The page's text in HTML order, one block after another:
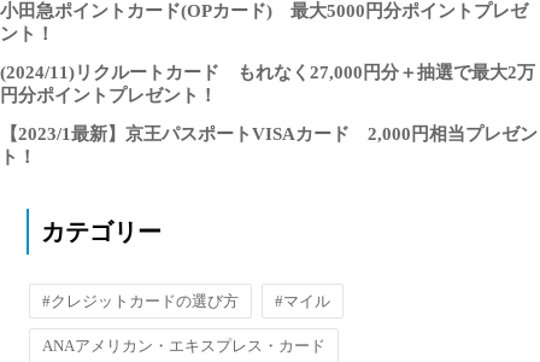
小田急ポイントカード(OPカード) 最大5000円分ポイントプレゼ
ント！
(2024/11)リクルートカード もれなく27,000円分＋抽選で最大2万
円分ポイントプレゼント！
【2023/1最新】京王パスポートVISAカード 2,000円相当プレゼン
ト！
カテゴリー
#クレジットカードの選び方 #マイル
ANAアメリカン・エキスプレス・カード